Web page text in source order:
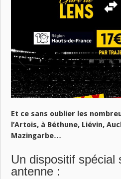
Et ce sans oublier les
l’Artois, à Béthune, Liévin,
Mazingarbe…
Un dispositif spécial
antenne :